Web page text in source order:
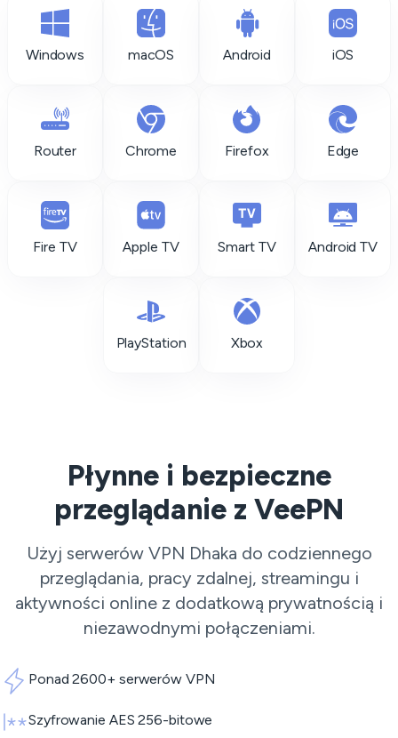
Windows macOS Android iOS
Router Chrome Firefox Edge
Fire TV Apple TV Smart TV Android TV
PlayStation Xbox
Płynne i bezpieczne
przeglądanie z VeePN
Użyj serwerów VPN Dhaka do codziennego
przeglądania, pracy zdalnej, streamingu i
aktywności online z dodatkową prywatnością i
niezawodnymi połączeniami.
Ponad 2600+ serwerów VPN
Szyfrowanie AES 256-bitowe